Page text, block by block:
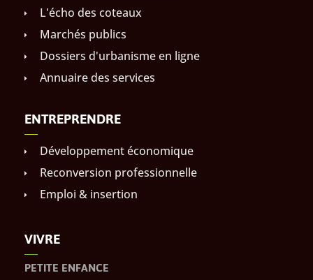
L'écho des coteaux
Marchés publics
Dossiers d'urbanisme en ligne
Annuaire des services
ENTREPRENDRE
Développement économique
Reconversion professionnelle
Emploi & insertion
VIVRE
PETITE ENFANCE